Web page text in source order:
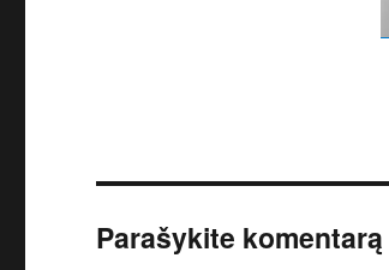
Parašykite komentarą